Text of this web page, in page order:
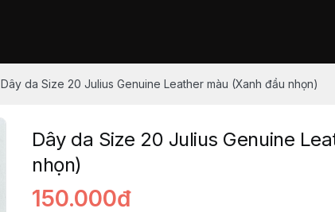
Dây da Size 20 Julius Genuine Leather màu (Xanh đầu nhọn)
Dây da Size 20 Julius Genuine
nhọn)
150.000đ